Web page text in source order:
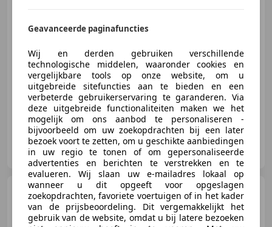
11/2025 9.280 km
Elektro/Benzine
270 kW (367 PK)
Autobedrijf Ebus
NL-7075 EA ETTEN GLD
Audi S3 Sportback 2.0 TFSI S3
quattro Pano / Matrix-LED /
Geavanceerde paginafuncties
Wij en derden gebruiken verschillende
technologische middelen, waaronder cookies en
vergelijkbare tools op onze website, om u
uitgebreide sitefuncties aan te bieden en een
verbeterde gebruikerservaring te garanderen. Via
deze uitgebreide functionaliteiten maken we het
mogelijk om ons aanbod te personaliseren -
bijvoorbeeld om uw zoekopdrachten bij een later
bezoek voort te zetten, om u geschikte aanbiedingen
in uw regio te tonen of om gepersonaliseerde
advertenties en berichten te verstrekken en te
evalueren. Wij slaan uw e-mailadres lokaal op
wanneer u dit opgeeft voor opgeslagen
zoekopdrachten, favoriete voertuigen of in het kader
van de prijsbeoordeling. Dit vergemakkelijkt het
gebruik van de website, omdat u bij latere bezoeken